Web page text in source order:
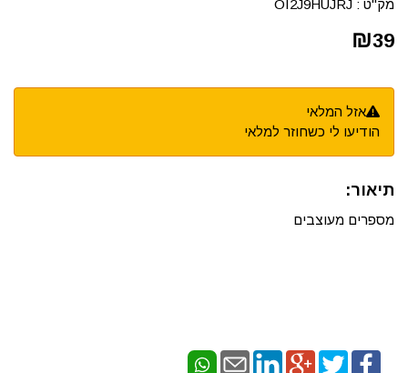
מק"ט : OI2J9HUJRJ
₪39
אזל המלאי
הודיעו לי כשחוזר למלאי
תיאור:
מספרים מעוצבים